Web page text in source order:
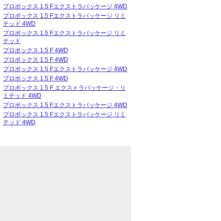
プロボックス 1.5 Fエクストラパッケージ 4WD
プロボックス 1.5 Fエクストラパッケージ リミ
テッド 4WD
プロボックス 1.5 Fエクストラパッケージ リミ
テッド
プロボックス 1.5 F 4WD
プロボックス 1.5 F 4WD
プロボックス 1.5 Fエクストラパッケージ 4WD
プロボックス 1.5 F 4WD
プロボックス 1.5 F エクストラパッケージ・リ
ミテッド 4WD
プロボックス 1.5 Fエクストラパッケージ 4WD
プロボックス 1.5 Fエクストラパッケージ リミ
テッド 4WD